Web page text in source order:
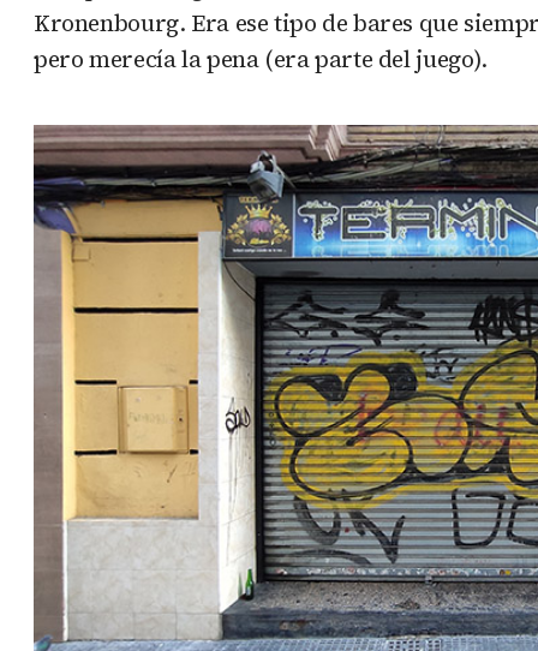
Kronenbourg. Era ese tipo de bares que
pero merecía la pena (era parte del juego).